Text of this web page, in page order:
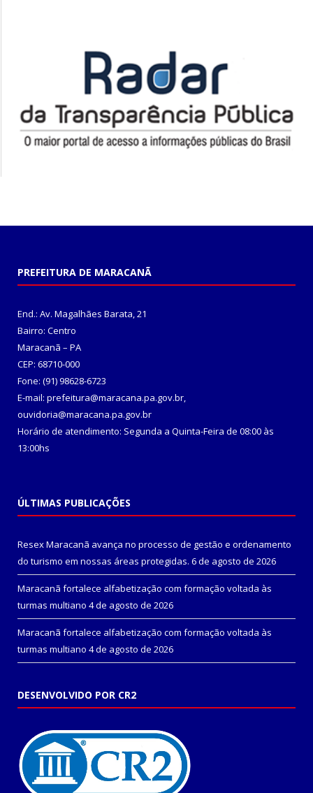
PREFEITURA DE MARACANÃ
End.: Av. Magalhães Barata, 21
Bairro: Centro
Maracanã – PA
CEP: 68710-000
Fone: (91) 98628-6723
E-mail: prefeitura@maracana.pa.gov.br,
ouvidoria@maracana.pa.gov.br
Horário de atendimento: Segunda a Quinta-Feira de 08:00 às
13:00hs
ÚLTIMAS PUBLICAÇÕES
Resex Maracanã avança no processo de gestão e ordenamento
do turismo em nossas áreas protegidas. 6 de agosto de 2026
Maracanã fortalece alfabetização com formação voltada às
turmas multiano 4 de agosto de 2026
Maracanã fortalece alfabetização com formação voltada às
turmas multiano 4 de agosto de 2026
DESENVOLVIDO POR CR2